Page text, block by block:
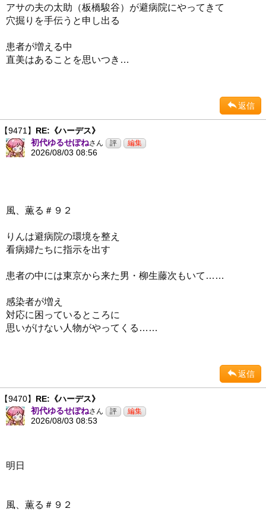
アサの夫の太助（板橋駿谷）が避病院にやってきて
穴掘りを手伝うと申し出る
患者が増える中
直美はあることを思いつき…
返信
【9471】 RE:《ハーデス》
初代ゆるせぽねさん
2026/08/03 08:56
風、薫る＃９２
りんは避病院の環境を整え
看病婦たちに指示を出す
患者の中には東京から来た男・柳生藤次もいて……
感染者が増え
対応に困っているところに
思いがけない人物がやってくる……
返信
【9470】 RE:《ハーデス》
初代ゆるせぽねさん
2026/08/03 08:53
明日
風、薫る＃９２